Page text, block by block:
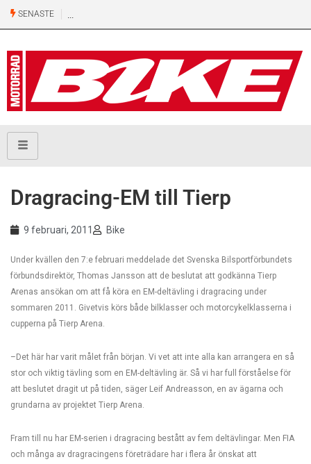
SENASTE
Dragracing-EM till Tierp
9 februari, 2011 Bike
Under kvällen den 7:e februari meddelade det Svenska Bilsportförbundets
förbundsdirektör, Thomas Jansson att de beslutat att godkänna Tierp
Arenas ansökan om att få köra en EM-deltävling i dragracing under
sommaren 2011. Givetvis körs både bilklasser och motorcykelklasserna i
cupperna på Tierp Arena.
–Det här har varit målet från början. Vi vet att inte alla kan arrangera en så
stor och viktig tävling som en EM-deltävling är. Så vi har full förståelse för
att beslutet dragit ut på tiden, säger Leif Andreasson, en av ägarna och
grundarna av projektet Tierp Arena.
Fram till nu har EM-serien i dragracing bestått av fem deltävlingar. Men FIA
och många av dragracingens företrädare har i flera år önskat att